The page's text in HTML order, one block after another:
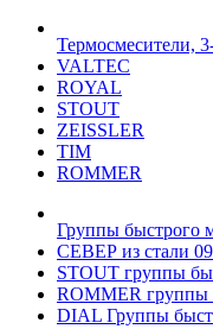
Термосмесители,
VALTEC
ROYAL
STOUT
ZEISSLER
TIM
ROMMER
Группы быстрого
СЕВЕР из стали
STOUT группы
ROMMER группы
DIAL Группы